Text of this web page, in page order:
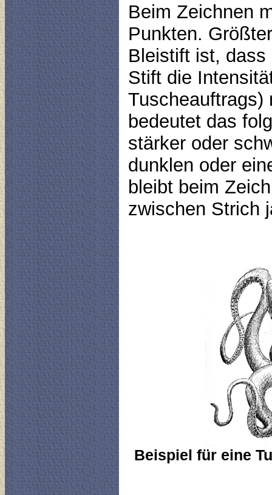
Beim Zeichnen
Punkten.
Bleistift ist, dass
Stift die
Tuscheauftrags)
bedeutet das
stärker oder
dunklen oder
bleibt beim
zwischen Strich
Beispiel für eine